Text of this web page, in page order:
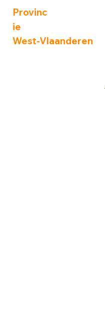
Provinc
ie
West-Vlaanderen